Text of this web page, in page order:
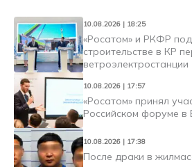
10.08.2026 | 18:25
«Росатом» и РКФР
строительстве в КР
ветроэлектростанции
10.08.2026 | 17:57
«Росатом» принял
Российском форуме в
10.08.2026 | 17:38
После драки в